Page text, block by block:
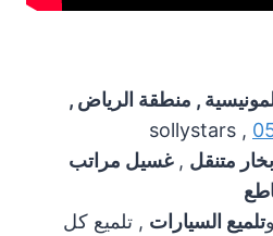
, منطقة الرياض ,
, sollystars
متنقل ,غسيل مراتب
تلميع السيارات , تلميع كل